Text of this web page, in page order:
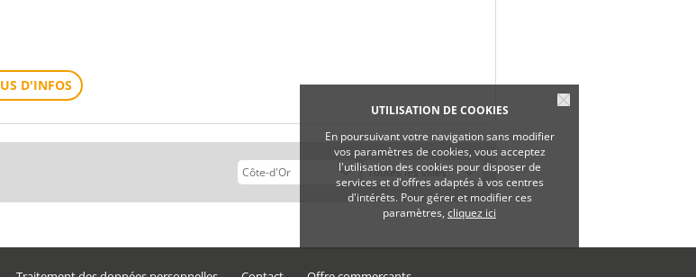
UTILISATION DE COOKIES
En poursuivant votre navigation sans modifier
vos paramètres de cookies, vous acceptez
l'utilisation des cookies pour disposer de
services et d'offres adaptés à vos centres
d'intérêts. Pour gérer et modifier ces
paramètres, cliquez ici
D'INFOS